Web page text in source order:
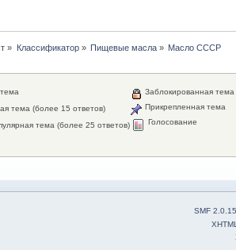
» Классификатор» Пищевые масла» Масло СССР
тема (более 15 ответов)
тема (более 25 ответов)
Заблокированная тема
Прикрепленная тема
Голосование
SMF 2.0.15